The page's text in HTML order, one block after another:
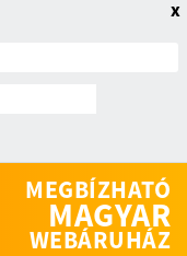
x
MEGBÍZHATÓ
MAGYAR
WEBÁRUHÁZ